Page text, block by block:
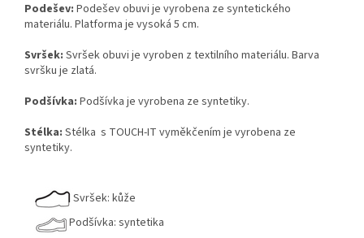
Podešev: Podešev obuvi je vyrobena ze syntetického
materiálu. Platforma je vysoká 5 cm.
Svršek: Svršek obuvi je vyroben z textilního materiálu. Barva
svršku je zlatá.
Podšívka: Podšívka je vyrobena ze syntetiky.
Stélka: Stélka s TOUCH-IT vyměkčením je vyrobena ze
syntetiky.
Svršek: kůže
Podšívka: syntetika